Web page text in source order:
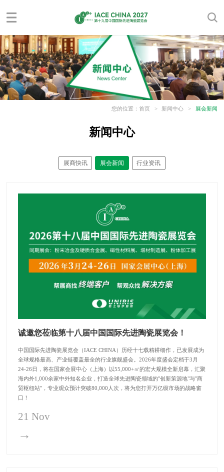
您的位置： 首页 > 新闻中心 > 展会新闻
新闻中心
展商快讯 展会新闻 行业资讯
诚邀您莅临第十八届中国国际先进陶瓷展览会！
中国国际先进陶瓷展览会（IACE CHINA）历经十七载精耕细作，已发展成为
全球规格最高、产业链覆盖最全的行业旗舰盛会。2026年度盛会定档于3月
24-26日，将在国家会展中心（上海）以55,000+㎡的宏大规模全新启幕，汇聚
海内外1,000余家中外知名企业，打造全球先进陶瓷领域的"创新策源地"与"商
贸枢纽站"，专业观众预计突破80,000人次，将为您打开万亿级市场的战略窗
口！
21 Nov
→